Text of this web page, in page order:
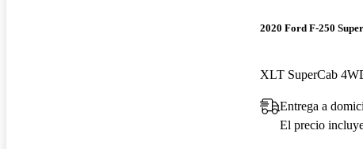
2020 Ford F-250
XLT SuperCab
Entrega a
El precio